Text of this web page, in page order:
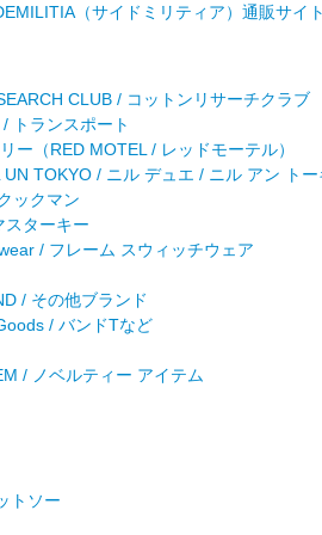
CLUB / コットンリサーチクラブ
トランスポート
ー（RED MOTEL / レッドモーテル）
UN TOKYO / ニル デュエ / ニル アン トー
ックマン
スターキー
/ フレーム スウィッチウェア
/ その他ブランド
/ バンドTなど
/ ノベルティー アイテム
トソー